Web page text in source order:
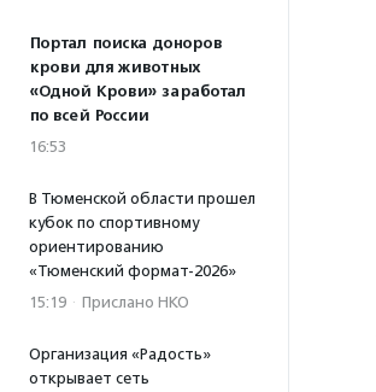
Портал поиска доноров
крови для животных
«Одной Крови» заработал
по всей России
16:53
В Тюменской области прошел
кубок по спортивному
ориентированию
«Тюменский формат-2026»
15:19 · Прислано НКО
Организация «Радость»
открывает сеть